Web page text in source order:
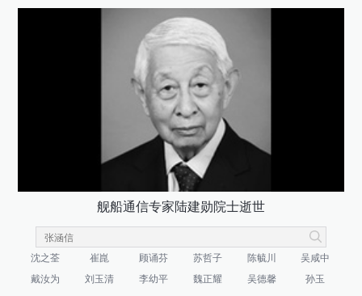
舰船通信专家陆建勋院士逝世
沈之荃 崔崑 顾诵芬 苏哲子 陈毓川
吴咸中
戴汝为
刘玉清 李幼平 魏正耀 吴德馨 孙玉